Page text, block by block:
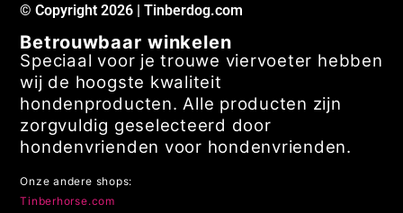
© Copyright 2026 | Tinberdog.com
Betrouwbaar winkelen
Speciaal voor je trouwe viervoeter hebben
wij de hoogste kwaliteit
hondenproducten. Alle producten zijn
zorgvuldig geselecteerd door
hondenvrienden voor hondenvrienden.
Onze andere shops:
Tinberhorse.com